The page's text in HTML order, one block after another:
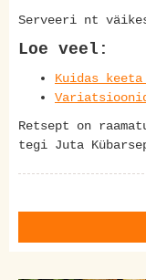
Serveeri nt
Loe veel:
Kuidas keeta
Retsept on
tegi Juta